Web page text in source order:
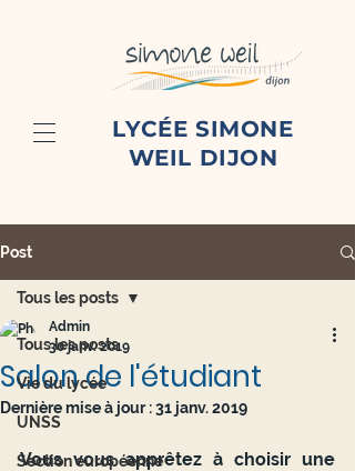
LYCÉE SIMONE
WEIL DIJON
Post
Tous les posts
Vie du lycée
UNSS
Section européenne
Tous les posts
Salon de l'étudiant
Admin
30 janv. 2019
Dernière mise à jour :31 janv. 2019
Vous vous apprêtez à choisir une